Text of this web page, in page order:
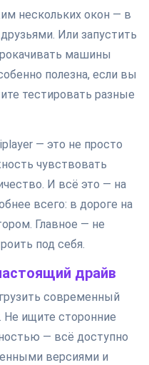
нескольких окон — в
Или запустить
машины
полезна, если вы
тестировать разные
— это не просто
чувствовать
И всё это — на
всего: в дороге на
Главное — не
под себя.
драйв
современный
Не ищите сторонние
— всё доступно
версиями и